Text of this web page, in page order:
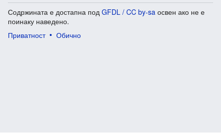
Содржината е достапна под GFDL / CC by-sa освен ако не е
поинаку наведено.
Приватност
Обично